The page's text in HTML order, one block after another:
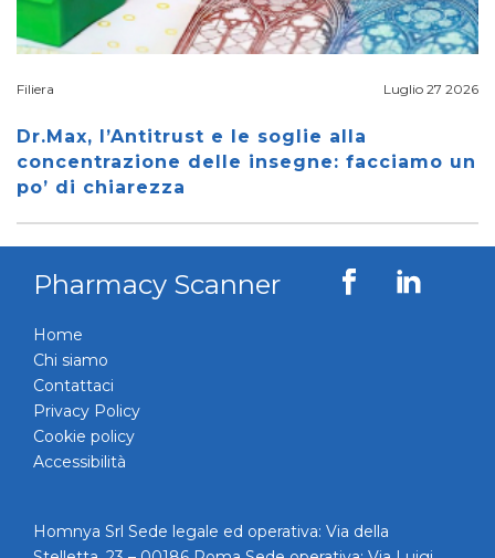
Filiera Luglio 27 2026
Dr.Max, l’Antitrust e le soglie alla
concentrazione delle insegne: facciamo un
po’ di chiarezza
Pharmacy Scanner
Home
Chi siamo
Contattaci
Privacy Policy
Cookie policy
Accessibilità
Homnya Srl Sede legale ed operativa: Via della